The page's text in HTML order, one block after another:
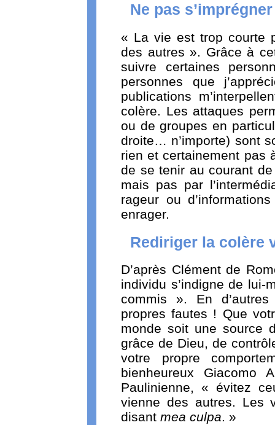
Ne pas
« La vie est trop courte
des autres ». Grâce à
suivre certaines
personnes que
publications
colère. Les attaques
ou de groupes en
droite… n’importe) sont
rien et certainement pas
de se tenir au courant
mais pas par
rageur ou
enrager.
Rediriger la colère
D’après Clément de
individu s’indigne de lui-
commis ». En
propres fautes ! Que
monde soit une source
grâce de Dieu, de
votre propre
bienheureux Giacomo
Paulinienne, « évitez
vienne des autres. Les
disant mea culpa. »